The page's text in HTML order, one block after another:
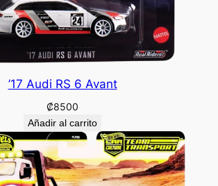
’17 Audi RS 6 Avant
₡8500
Añadir al carrito